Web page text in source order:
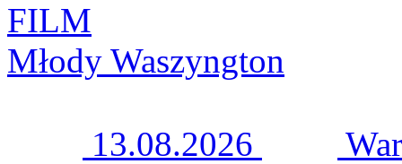
FILM
Młody Waszyngton
13.08.2026